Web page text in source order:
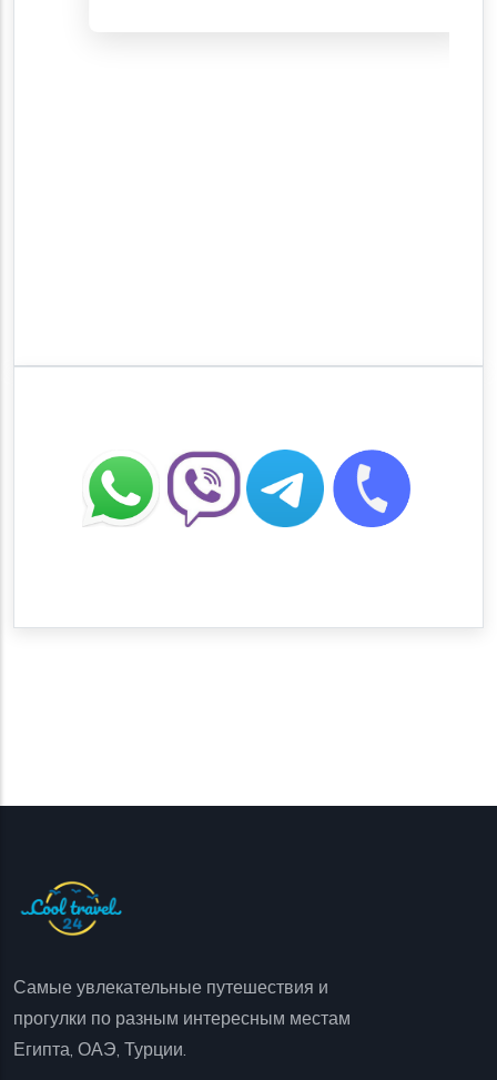
Самые увлекательные путешествия и
прогулки по разным интересным местам
Египта, ОАЭ, Турции.